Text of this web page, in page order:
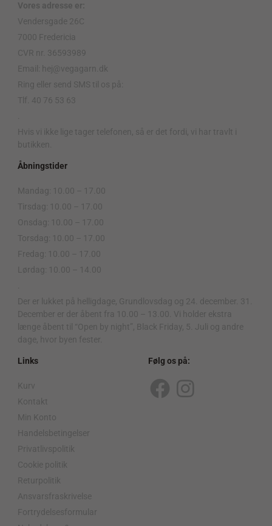
Vores adresse er:
Vendersgade 26C
7000 Fredericia
CVR nr. 36593989
Email: hej@vegagarn.dk
Ring eller send SMS til os på:
Tlf. 40 76 53 63
Hvis vi ikke lige tager telefonen, så er det fordi, vi har travlt i
butikken.
Åbningstider
Mandag: 10.00 – 17.00
Tirsdag: 10.00 – 17.00
Onsdag: 10.00 – 17.00
Torsdag: 10.00 – 17.00
Fredag: 10.00 – 17.00
Lørdag: 10.00 – 14.00
Der er lukket på helligdage, Grundlovsdag og 24. december. 31.
December er der åbent fra 10.00 – 13.00. Vi holder ekstra
længe åbent til “Open by night”, Black Friday, 5. Juli og andre
dage, hvor byen fester.
Links
Kurv
Kontakt
Min Konto
Handelsbetingelser
Privatlivspolitik
Cookie politik
Returpolitik
Ansvarsfraskrivelse
Fortrydelsesformular
Følg os på:
F
I